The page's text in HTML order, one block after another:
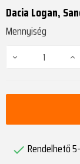
Dacia Logan,
Mennyiség
 Rendelhető